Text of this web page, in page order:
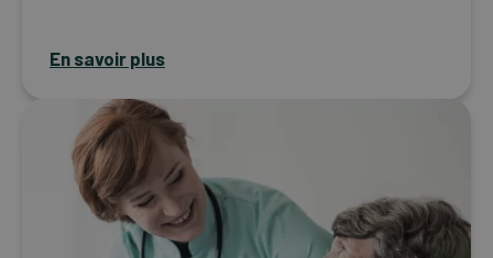
En savoir plus